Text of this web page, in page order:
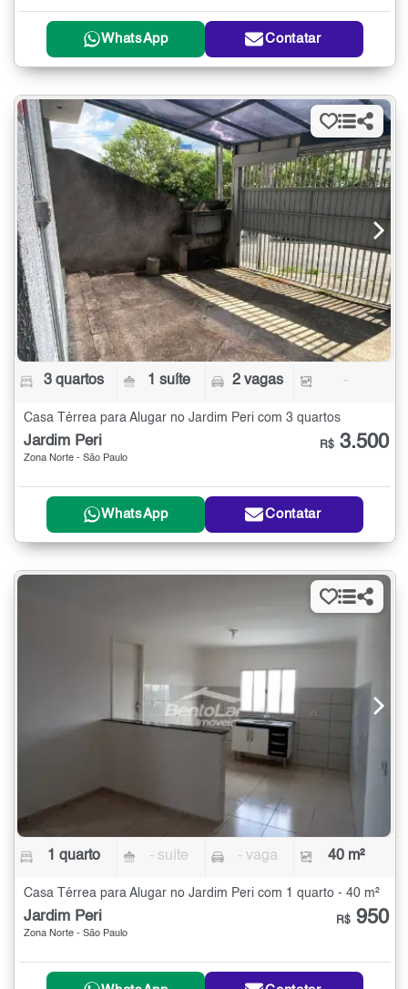
WhatsApp Contatar
3 quartos 1 suíte 2 vagas -
Casa Térrea para Alugar no Jardim Peri com 3 quartos
Jardim Peri
Zona Norte - São Paulo
R$ 3.500
WhatsApp Contatar
1 quarto - suíte - vaga 40 m²
Casa Térrea para Alugar no Jardim Peri com 1 quarto - 40 m²
Jardim Peri
Zona Norte - São Paulo
R$ 950